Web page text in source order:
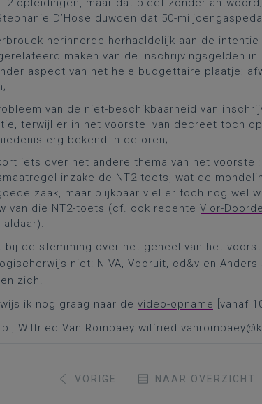
opleidingen, maar dat bleef zonder
D’Hose duwden dat 50-
herinnerde herhaaldelijk aan de
maken van de inschrijvingsgelden
aspect van het hele budgettaire plaatje;
van de niet-beschikbaarheid van
terwijl er in het voorstel van decreet toch
erg bekend in de oren;
iets over het andere thema van het
inzake de NT2-toets, wat de
zaak, maar blijkbaar viel er toch nog wel
van die NT2-toets (cf. ook recente Vlor-
bij de stemming over het geheel van het
niet: N-VA, Vooruit, cd&v en
zich.
ik nog graag naar de video-opname
[vanaf
Wilfried Van Rompaey
VORIGE NAAR OVERZICHT